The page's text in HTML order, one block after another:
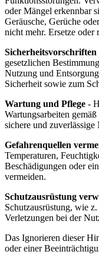
oder Mängel erkennbar
Geräusche, Gerüche
nicht mehr. Ersetze oder
Sicherheitsvorschriften
gesetzlichen
Nutzung und
Sicherheit sowie zum
Wartung und Pflege -
Wartungsarbeiten
sichere und
Gefahrenquellen
Temperaturen,
Beschädigungen oder
vermeiden.
Schutzausrüstung
Schutzausrüstung, wie
Verletzungen bei der
Das Ignorieren dieser
oder einer